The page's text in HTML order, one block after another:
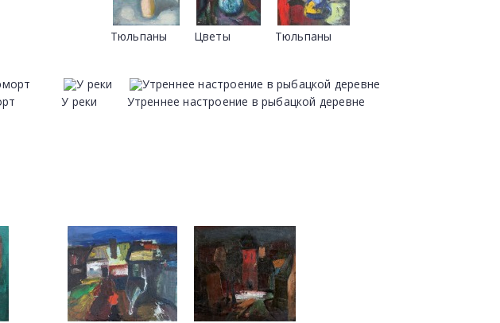
Тюльпаны Цветы Тюльпаны
У реки Утреннее настроение в рыбацкой деревне